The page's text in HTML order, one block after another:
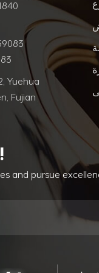
Fujian
and pursue